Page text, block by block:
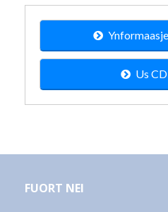
Us
FUORT NEI